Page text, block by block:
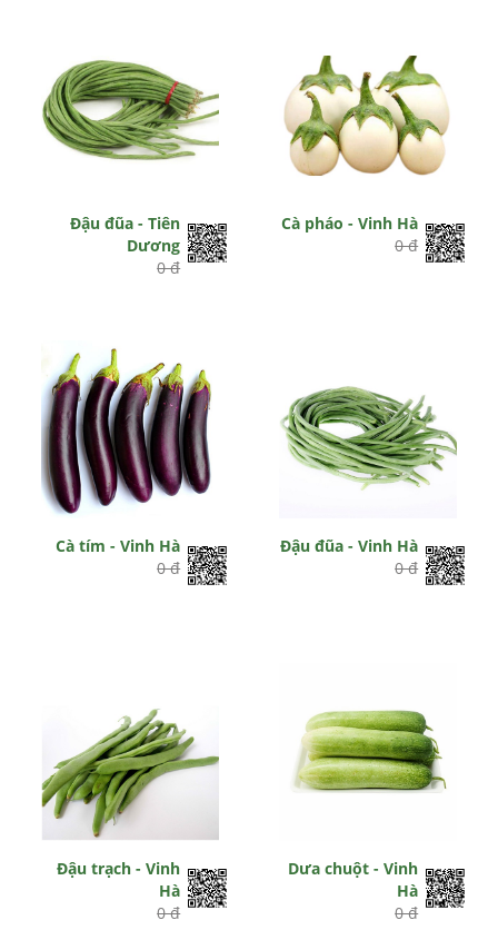
Đậu đũa - Tiên
Dương
0 đ
Cà pháo - Vinh Hà
0 đ
Cà tím - Vinh Hà
0 đ
Đậu đũa - Vinh Hà
0 đ
Đậu trạch - Vinh
Hà
0 đ
Dưa chuột - Vinh
Hà
0 đ